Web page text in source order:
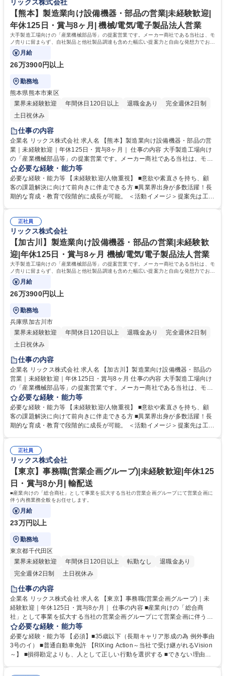
同で製品開発から取り組むケースもございます。 募集職種 【熊本】製造
業向け設備機器・部品の営業｜年休125日・家賃補助有・賞与8ヶ月｜
＜組織風土＞組織横断でノウハウ共有を進める文化があり、社内情報共有
システムを通じて、他拠点での成功事例や次の1手に対するアドバイスが
得られる仕組みがあります。日々改善を図れる環境が整っています。 学
歴・資格 学歴：大学院 大学 高専 語学力： 資格：第一種運転免許普通自動
車
リックス株式会社
【熊本】製造業向け設備機器・部品の営業|未経験歓迎|
年休125日・賞与8ヶ月| 機械/電気/電子製品法人営業
大手製造工場向けの「産業機械部品等」の提案営業です。メーカー商社である当社は、モ
ノ売りに留まらず、自社製品と他社製品調達も含めた幅広い提案力と自由な発想力でお客
様の課題解決に向き合っています。
月給
26万3900円以上
勤務地
熊本県熊本市東区
業界未経験歓迎
年間休日120日以上 退職金あり
完全週休2日制
土日祝休み
仕事の内容
企業名 リックス株式会社 求人名 【熊本】製造業向け設備機器・部品の営
業｜未経験歓迎｜年休125日・賞与8ヶ月｜ 仕事の内容 大手製造工場向け
の「産業機械部品等」の提案営業です。メーカー商社である当社は、モノ
売りに留まらず、自社製品と他社製品調達も含めた幅広い提案力と自由な
発想力でお客様の課題解決に向き合っています。 ◆顧客ニーズや課題を主
体的に捉え、課題解決にむけた最適な商品やサービスを幅広い選択肢から
提案ができる自由度の高い顧客密着型営業です。 ◆自社製品でもある「流
発想で提案が可能です。メーカー商社の強みを活かし、技術部門と共同で
製品開発から取り組むケースもございます。 募集職種 【熊本】製造業向
け設備機器・部品の営業｜未経験歓迎｜年休125日・賞与8ヶ月｜
必要な経験・能力等
必要な経験・能力等 【未経験歓迎/人物重視】 ■意欲や素直さを持ち、顧
客の課題解決に向けて前向きに伴走できる方 ■異業界出身が多数活躍！長
期的な育成・教育で段階的に成長が可能。 ＜活動イメージ＞提案先は工場
erviews/oneday/oneday02/） ＜組織風土＞組織横断でノウハウ共有を進
める文化があり、社内情報共有システムを通じて、他拠点での成功事例や
次の1手に対するアドバイスが得られる仕組みがあります。日々改善を図
れる環境が整っています。 学歴・資格 学歴：大学院 大学 高専 語学力：
資格：第一種運転免許普通自動車
正社員
リックス株式会社
【加古川】製造業向け設備機器・部品の営業|未経験歓
迎|年休125日・賞与8ヶ月 機械/電気/電子製品法人営業
大手製造工場向けの「産業機械部品等」の提案営業です。メーカー商社である当社は、モ
ノ売りに留まらず、自社製品と他社製品調達も含めた幅広い提案力と自由な発想力でお客
様の課題解決に向き合っています。
月給
26万3900円以上
勤務地
兵庫県加古川市
業界未経験歓迎
年間休日120日以上 退職金あり
完全週休2日制
土日祝休み
仕事の内容
企業名 リックス株式会社 求人名 【加古川】製造業向け設備機器・部品の
営業｜未経験歓迎｜年休125日・賞与8ヶ月 仕事の内容 大手製造工場向け
の「産業機械部品等」の提案営業です。メーカー商社である当社は、モノ
売りに留まらず、自社製品と他社製品調達も含めた幅広い提案力と自由な
発想力でお客様の課題解決に向き合っています。 ◆顧客ニーズや課題を主
体的に捉え、課題解決にむけた最適な商品やサービスを幅広い選択肢から
提案ができる自由度の高い顧客密着型営業です。 ◆自社製品でもある「流
発想で提案が可能です。メーカー商社の強みを活かし、技術部門と共同で
製品開発から取り組むケースもございます。 募集職種 【加古川】製造業
向け設備機器・部品の営業｜未経験歓迎｜年休125日・賞与8ヶ月
必要な経験・能力等
必要な経験・能力等 【未経験歓迎/人物重視】 ■意欲や素直さを持ち、顧
客の課題解決に向けて前向きに伴走できる方 ■異業界出身が多数活躍！長
期的な育成・教育で段階的に成長が可能。 ＜活動イメージ＞提案先は工場
erviews/oneday/oneday02/） ＜組織風土＞組織横断でノウハウ共有を進
める文化があり、社内情報共有システムを通じて、他拠点での成功事例や
次の1手に対するアドバイスが得られる仕組みがあります。日々改善を図
れる環境が整っています。 学歴・資格 学歴：大学院 大学 高専 語学力：
資格：第一種運転免許普通自動車
正社員
リックス株式会社
【東京】事務職(営業企画グループ)|未経験歓迎|年休125
日・賞与8か月| 輸配送
■産業向けの「総合商社」として事業を拡大する当社の営業企画グループにて営業企画に
伴う内務業務全般をお任せします。
月給
23万円以上
勤務地
東京都千代田区
業界未経験歓迎
年間休日120日以上 転勤なし
退職金あり
完全週休2日制
土日祝休み
仕事の内容
企業名 リックス株式会社 求人名 【東京】事務職(営業企画グループ)｜未
経験歓迎｜年休125日・賞与8か月｜ 仕事の内容 ■産業向けの「総合商
社」として事業を拡大する当社の営業企画グループにて営業企画に伴う内
務業務全般をお任せします。 ■営業企画の内務業務全般 ■社内会議資料作
成、社内外の会議開催準備関係、社内営業補助業務 ■社内システムを使用
した業務等 募集職種 【東京】事務職(営業企画グループ)｜未経験歓迎｜年
休125日・賞与8か月｜
必要な経験・能力等
必要な経験・能力等 【必須】■35歳以下（長期キャリア形成の為 例外事由
3号のイ） ■普通自動車免許 【RIXing Action～当社で受け継がれるVision
～】 ■損得勘定よりも、人として正しい行動を選択する ■できない理由を